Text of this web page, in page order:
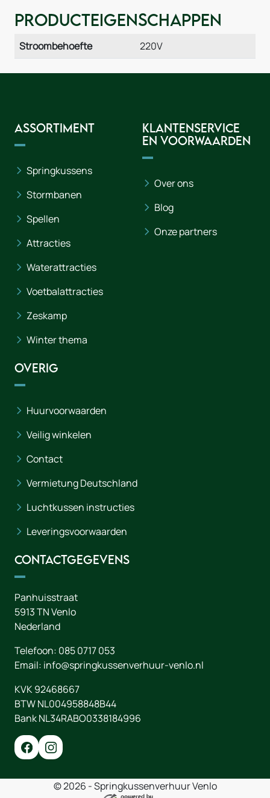
Producteigenschappen
Stroombehoefte 220V
Assortiment
Springkussens
Stormbanen
Spellen
Attracties
Waterattracties
Voetbalattracties
Zeskamp
Winter thema
Klantenservice
en voorwaarden
Over ons
Blog
Onze partners
Overig
Huurvoorwaarden
Veilig winkelen
Contact
Vermietung Deutschland
Luchtkussen instructies
Leveringsvoorwaarden
Contactgegevens
Panhuisstraat
5913 TNVenlo
Nederland
Telefoon: 085 0717 053
Email: info@springkussenverhuur-venlo.nl
KVK 92468667
BTW NL004958848B44
Bank NL34RABO0338184996
© 2026 - Springkussenverhuur Venlo